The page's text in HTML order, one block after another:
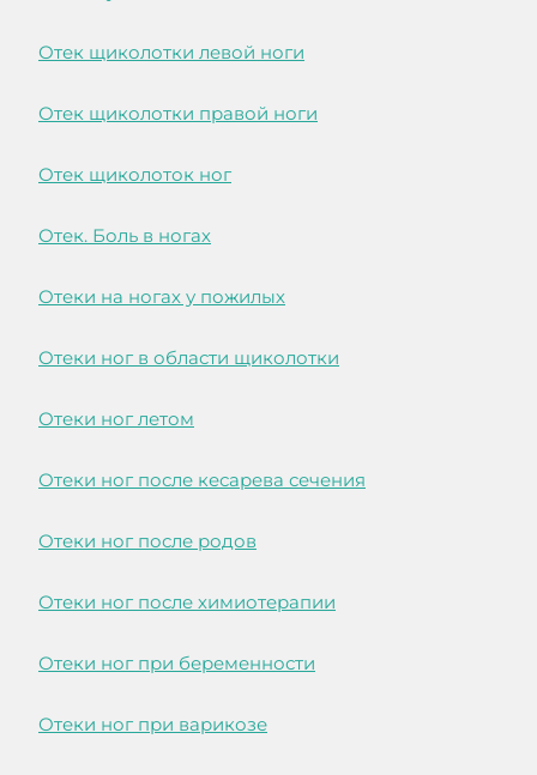
Отек щиколотки левой ноги
Отек щиколотки правой ноги
Отек щиколоток ног
Отек. Боль в ногах
Отеки на ногах у пожилых
Отеки ног в области щиколотки
Отеки ног летом
Отеки ног после кесарева сечения
Отеки ног после родов
Отеки ног после химиотерапии
Отеки ног при беременности
Отеки ног при варикозе